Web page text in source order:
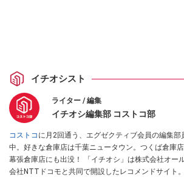
イチオシスト
ライター / 編集
イチオシ編集部 コストコ部
コストコ に月2回通う、エグゼクティブ会員の編集部
中。好きな倉庫店は千葉ニュータウン。つくば倉庫店
幕張倉庫店にも出没！ 「イチオシ」は株式会社オー
会社NTTドコモと共同で開設したレコメンドサイト